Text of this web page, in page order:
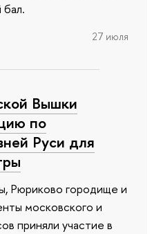
27 июля
Вышки
по
Руси для
Рюриково городище и
московского и
приняли участие в